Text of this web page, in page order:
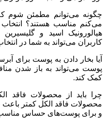
چگونه می‌توانم مطمئن شوم
می‌کنم مناسب هستند؟ انتخاب
هیالورونیک اسید و
کاربران می‌تواند به شما در
آیا بخار دادن به پوست برای
پوست می‌تواند به باز شدن
کمک کند.
چرا باید از محصولات فاقد
محصولات فاقد الکل کمتر
و برای پوست‌های حساس